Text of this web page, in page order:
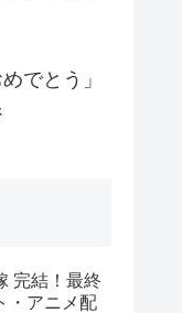
でとう」
完結！最終
・アニメ配